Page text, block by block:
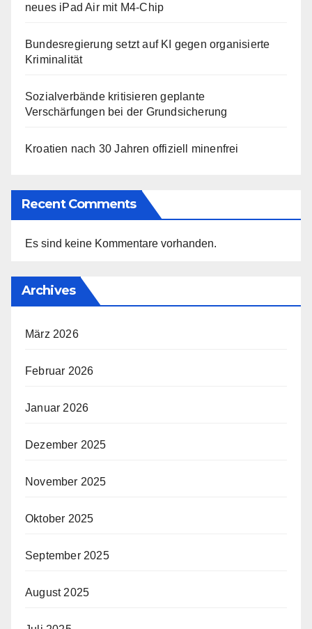
neues iPad Air mit M4-Chip
Bundesregierung setzt auf KI gegen organisierte
Kriminalität
Sozialverbände kritisieren geplante
Verschärfungen bei der Grundsicherung
Kroatien nach 30 Jahren offiziell minenfrei
Recent Comments
Es sind keine Kommentare vorhanden.
Archives
März 2026
Februar 2026
Januar 2026
Dezember 2025
November 2025
Oktober 2025
September 2025
August 2025